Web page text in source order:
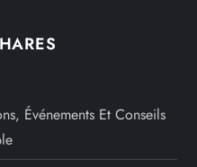
Événements Et Conseils